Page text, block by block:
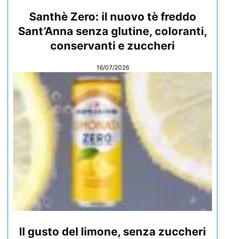
Santhè Zero: il nuovo tè freddo
Sant’Anna senza glutine, coloranti,
conservanti e zuccheri
16/07/2026
Il gusto del limone, senza zuccheri